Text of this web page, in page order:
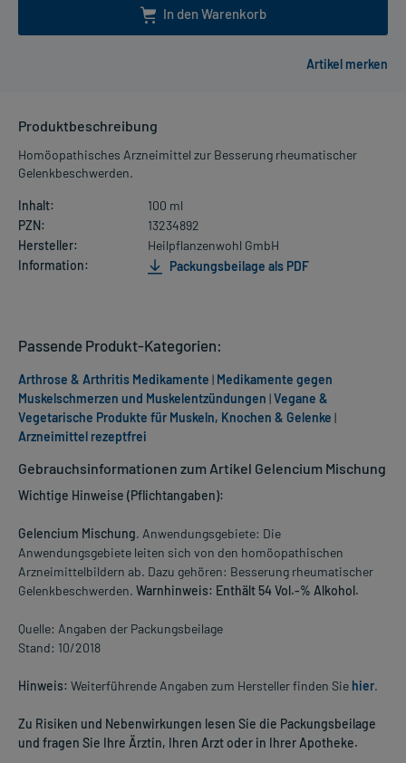
In den Warenkorb
Produktbeschreibung
Homöopathisches Arzneimittel zur Besserung rheumatischer
Gelenkbeschwerden.
Inhalt:
100 ml
PZN:
13234892
Hersteller:
Heilpflanzenwohl GmbH
Information:
Packungsbeilage als PDF
Gebrauchsinformationen zum Artikel Gelencium Mischung
Wichtige Hinweise (Pflichtangaben):
Gelencium Mischung. Anwendungsgebiete: Die
Anwendungsgebiete leiten sich von den homöopathischen
Arzneimittelbildern ab. Dazu gehören: Besserung rheumatischer
Gelenkbeschwerden. Warnhinweis: Enthält 54 Vol.-% Alkohol.
Quelle: Angaben der Packungsbeilage
Stand: 10/2018
Hinweis: Weiterführende Angaben zum Hersteller finden Sie hier.
Zu Risiken und Nebenwirkungen lesen Sie die Packungsbeilage
und fragen Sie Ihre Ärztin, Ihren Arzt oder in Ihrer Apotheke.
Passende Produkt-Kategorien:
Arthrose & Arthritis Medikamente | Medikamente gegen
Muskelschmerzen und Muskelentzündungen |Vegane &
Vegetarische Produkte für Muskeln, Knochen & Gelenke |
Arzneimittel rezeptfrei